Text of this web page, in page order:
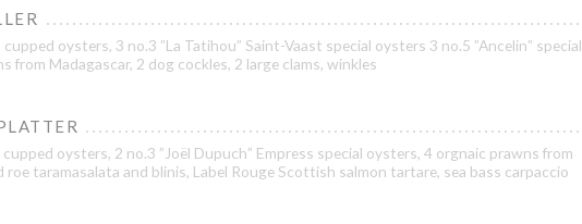
oysters, 3 no.3 ”La Tatihou” Saint-Vaast special oysters 3 no.5 ”Ancelin” special
from Madagascar, 2 dog cockles, 2 large clams, winkles
oysters, 2 no.3 ”Joël Dupuch” Empress special oysters, 4 orgnaic prawns from
roe taramasalata and blinis, Label Rouge Scottish salmon tartare, sea bass carpaccio